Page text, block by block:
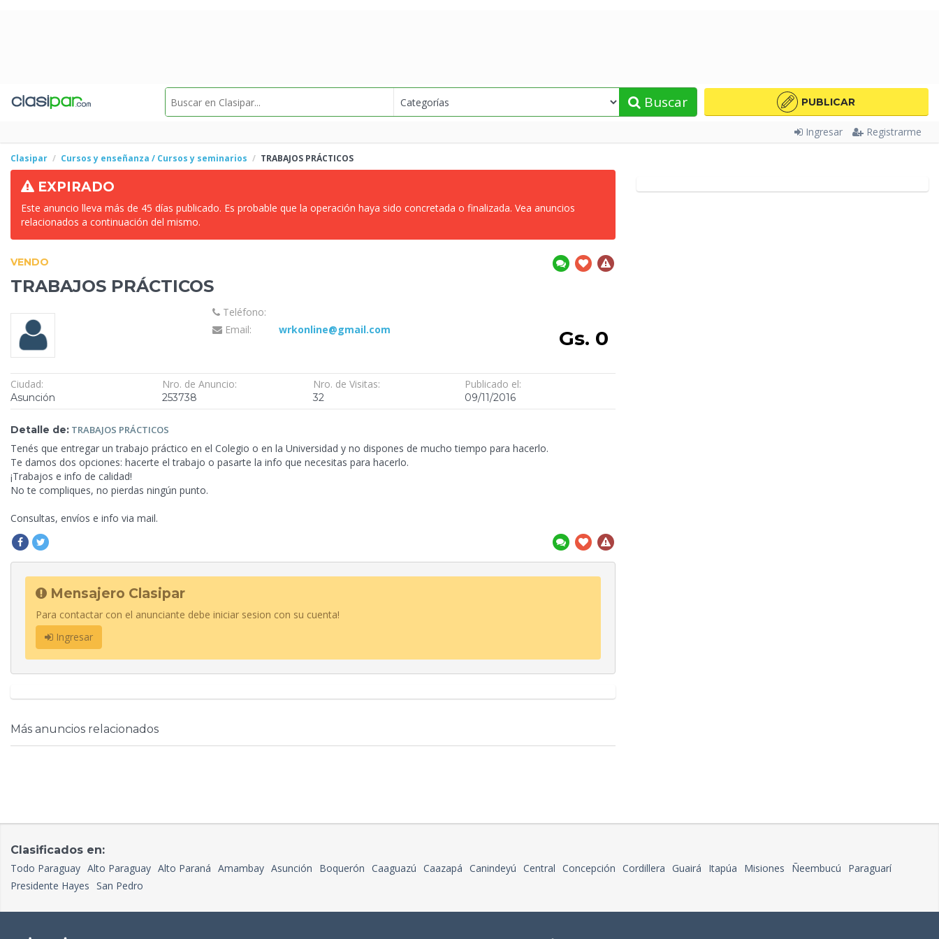
Buscar PUBLICAR
Ingresar Registrarme
Clasipar Cursos y enseñanza / Cursos y seminarios TRABAJOS PRÁCTICOS
EXPIRADO
Este anuncio lleva más de 45 días publicado. Es probable que la operación haya sido concretada o finalizada. Vea anuncios
relacionados a continuación del mismo.
VENDO
TRABAJOS PRÁCTICOS
Teléfono:
Email:
wrkonline@gmail.com Gs. 0
Ciudad:
Asunción
Nro. de Anuncio:
253738
Nro. de Visitas:
32
Publicado el:
09/11/2016
Detalle de: TRABAJOS PRÁCTICOS
Tenés que entregar un trabajo práctico en el Colegio o en la Universidad y no dispones de mucho tiempo para hacerlo.
Te damos dos opciones: hacerte el trabajo o pasarte la info que necesitas para hacerlo.
¡Trabajos e info de calidad!
No te compliques, no pierdas ningún punto.
Consultas, envíos e info via mail.
Mensajero Clasipar
Para contactar con el anunciante debe iniciar sesion con su cuenta!
Ingresar
Más anuncios relacionados
Clasificados en:
Todo Paraguay Alto Paraguay Alto Paraná Amambay Asunción Boquerón Caaguazú Caazapá Canindeyú Central Concepción Cordillera Guairá Itapúa Misiones Ñeembucú
Paraguarí
Presidente Hayes San Pedro